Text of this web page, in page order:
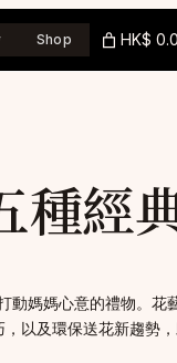
Shop HK$
種經
媽媽心意的禮物。
以及環保送花新趨勢